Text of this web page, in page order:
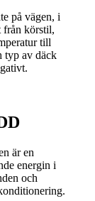
på vägen, i
från körstil,
till
typ av däck
är en
energin i
och